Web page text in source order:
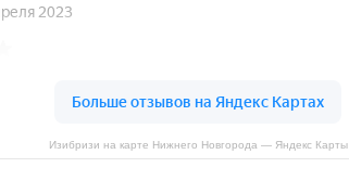
Изибризи на карте Нижнего Новгорода — Яндекс Карты